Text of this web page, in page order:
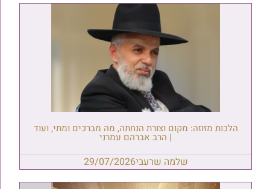
הלכות מזוזה: מקום וצורת הנחתה, מה מברכים ומתי, ועוד
| הרב אברהם עמרני
שלמה שרעבי29/07/2026